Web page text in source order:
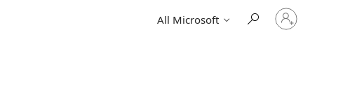
All Microsoft
Sign
in